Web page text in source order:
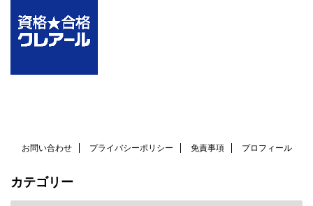
お問い合わせ プライバシーポリシー 免責事項 プロフィール
カテゴリー